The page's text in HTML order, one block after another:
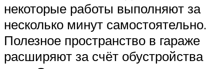
некоторые работы выполняют за
несколько минут самостоятельно.
Полезное пространство в гараже
расширяют за счёт обустройства